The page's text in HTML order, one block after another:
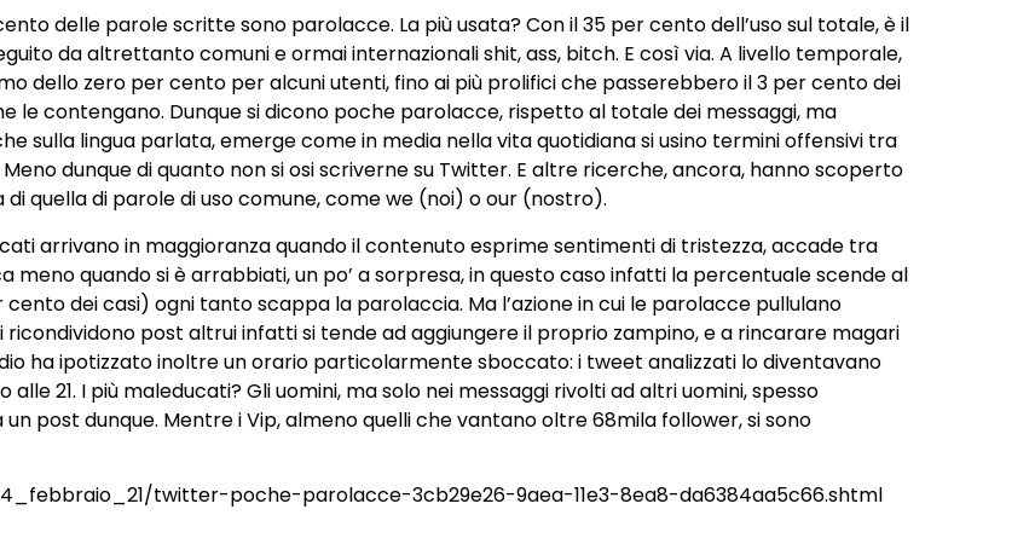
delle parole scritte sono parolacce. La più usata? Con il 35 per cento dell’uso sul totale, è il
da altrettanto comuni e ormai internazionali shit, ass, bitch. E così via. A livello temporale,
dello zero per cento per alcuni utenti, fino ai più prolifici che passerebbero il 3 per cento dei
le contengano. Dunque si dicono poche parolacce, rispetto al totale dei messaggi, ma
sulla lingua parlata, emerge come in media nella vita quotidiana si usino termini offensivi tra
dunque di quanto non si osi scriverne su Twitter. E altre ricerche, ancora, hanno scoperto
quella di parole di uso comune, come we (noi) o our (nostro).
arrivano in maggioranza quando il contenuto esprime sentimenti di tristezza, accade tra
meno quando si è arrabbiati, un po’ a sorpresa, in questo caso infatti la percentuale scende al
dei casi) ogni tanto scappa la parolaccia. Ma l’azione in cui le parolacce pullulano
post altrui infatti si tende ad aggiungere il proprio zampino, e a rincarare magari
ha ipotizzato inoltre un orario particolarmente sboccato: i tweet analizzati lo diventavano
21. I più maleducati? Gli uomini, ma solo nei messaggi rivolti ad altri uomini, spesso
post dunque. Mentre i Vip, almeno quelli che vantano oltre 68mila follower, si sono
twitter-poche-parolacce-3cb29e26-9aea-11e3-8ea8-da6384aa5c66.shtml